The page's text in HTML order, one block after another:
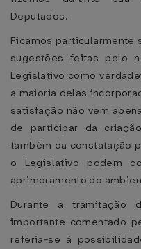
Deputados.
Ficamos
sugestões feitas pelo
Legislativo como
a maioria delas
satisfação não vem
de participar da
também da constatação
o Legislativo podem
aprimoramento do
Durante a
importante comentado
referia-se à